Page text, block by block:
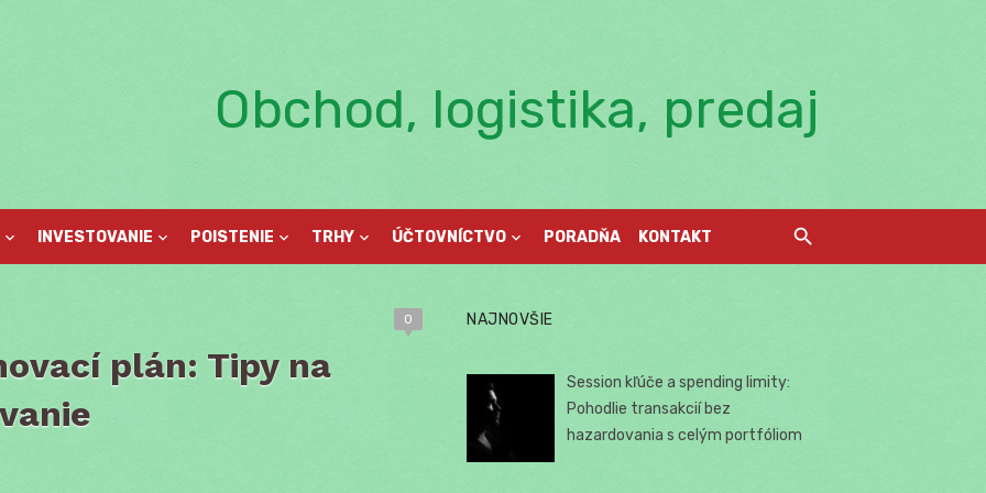
Obchod, logistika, predaj
INVESTOVANIE POISTENIE TRHY ÚČTOVNÍCTVO PORADŇA KONTAKT
0
plán: Tipy na
NAJNOVŠIE
Session kľúče a spending limity:
Pohodlie transakcií bez
hazardovania s celým portfóliom